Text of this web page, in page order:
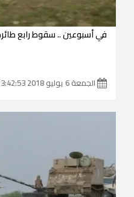
في أسبوعين .. سقوط رابع
الجمعة 6 يوليو 2018 23:42:53